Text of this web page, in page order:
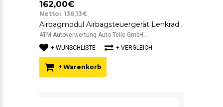
162,00€
Netto: 136,13€
Airbagmodul Airbagsteuergerät Lenkrad Ford Fiesta 5 V 2S6T14B056BP
ATM Autoverwertung Auto-Teile GmbH ..
+ WUNSCHLISTE
+ VERGLEICH
+ Warenkorb